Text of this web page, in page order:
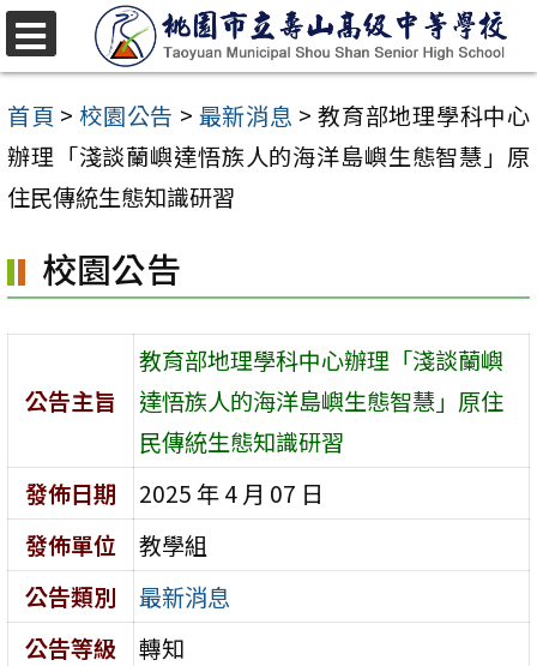
跳
至
主
要
內
區
首頁 > 校園公告 > 最新消息 > 教育部地理學科中心
辦理「淺談蘭嶼達悟族人的海洋島嶼生態智慧」原
住民傳統生態知識研習
校園公告
公告主旨
教育部地理學科中心辦理「淺談蘭嶼
達悟族人的海洋島嶼生態智慧」原住
民傳統生態知識研習
發佈日期
2025 年 4 月 07 日
發佈單位
教學組
公告類別
最新消息
公告等級
轉知
選
單